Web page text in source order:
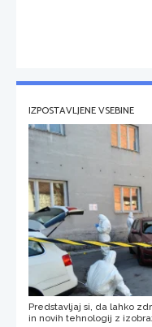
IZPOSTAVLJENE VSEBINE
Predstavljaj si, da lahko
in novih tehnologij z